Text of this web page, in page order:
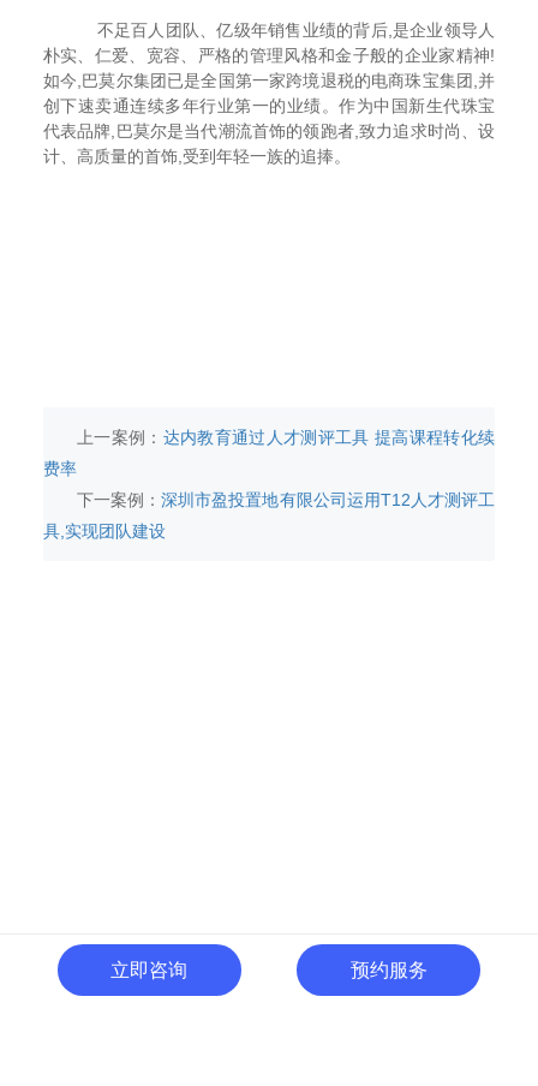
不足百人团队、亿级年销售业绩的背后,是企业领导人
朴实、仁爱、宽容、严格的管理风格和金子般的企业家精神!
如今,巴莫尔集团已是全国第一家跨境退税的电商珠宝集团,并
创下速卖通连续多年行业第一的业绩。作为中国新生代珠宝
代表品牌,巴莫尔是当代潮流首饰的领跑者,致力追求时尚、设
计、高质量的首饰,受到年轻一族的追捧。
上一案例： 达内教育通过人才测评工具 提高课程转化续
费率
下一案例：深圳市盈投置地有限公司运用T12人才测评工
具,实现团队建设
全国热线: 400-996-0801
立即咨询 预约服务